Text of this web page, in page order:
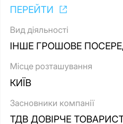
ПЕРЕЙТИ
Вид діяльності
ІНШЕ ГРОШОВЕ
Місце розташування
КИЇВ
Засновники компанії
ТДВ ДОВІРЧЕ